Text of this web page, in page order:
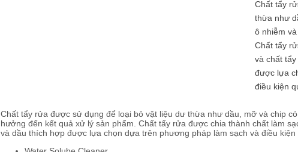
Chất tẩy
thừa như
ô nhiễm
Chất tẩy
và chất
được lựa
điều kiện
Chất tẩy rửa được sử dụng để loại bỏ vật liệu dư thừa như dầu, mỡ và chip
hưởng đến kết quả xử lý sản phẩm. Chất tẩy rửa được chia thành chất làm
và dầu thích hợp được lựa chọn dựa trên phương pháp làm sạch và điều kiện